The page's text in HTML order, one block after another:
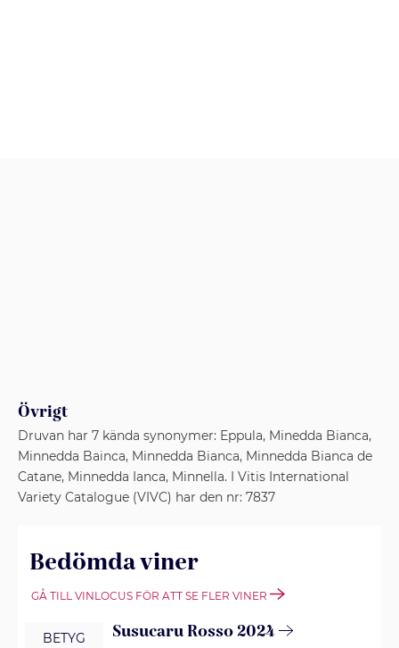
Övrigt
Druvan har 7 kända synonymer: Eppula, Minedda Bianca,
Minnedda Bainca, Minnedda Bianca, Minnedda Bianca de
Catane, Minnedda Ianca, Minnella. I Vitis International
Variety Catalogue (VIVC) har den nr: 7837
Bedömda viner
GÅ TILL VINLOCUS FÖR ATT SE FLER VINER
BETYG Susucaru Rosso 2024